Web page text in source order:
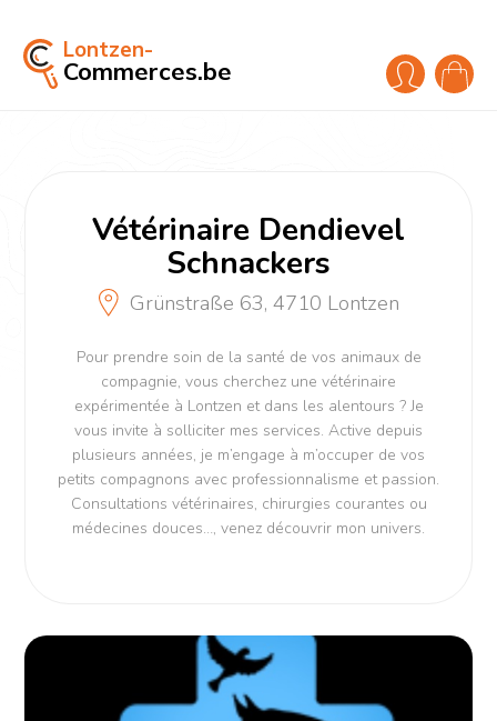
Lontzen-
Commerces.be
Vétérinaire Dendievel
Schnackers
Grünstraße 63, 4710 Lontzen
Pour prendre soin de la santé de vos animaux de
compagnie, vous cherchez une vétérinaire
expérimentée à Lontzen et dans les alentours ? Je
vous invite à solliciter mes services. Active depuis
plusieurs années, je m’engage à m’occuper de vos
petits compagnons avec professionnalisme et passion.
Consultations vétérinaires, chirurgies courantes ou
médecines douces…, venez découvrir mon univers.